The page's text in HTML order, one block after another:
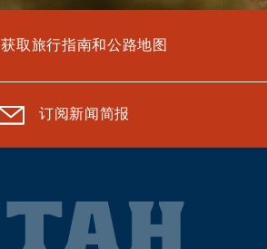
获取旅行指南和公路地图
订阅新闻简报